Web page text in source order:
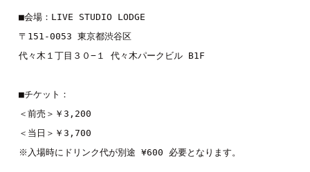
■会場：LIVE STUDIO LODGE
〒151-0053 東京都渋谷区
代々木１丁目３０−１ 代々木パークビル B1F
■チケット：
＜前売＞￥3,200
＜当日＞￥3,700
※入場時にドリンク代が別途 ¥600 必要となります。